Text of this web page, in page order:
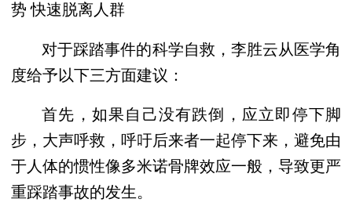
势 快速脱离人群
对于踩踏事件的科学自救，李胜云从医学角
度给予以下三方面建议：
首先，如果自己没有跌倒，应立即停下脚
步，大声呼救，呼吁后来者一起停下来，避免由
于人体的惯性像多米诺骨牌效应一般，导致更严
重踩踏事故的发生。